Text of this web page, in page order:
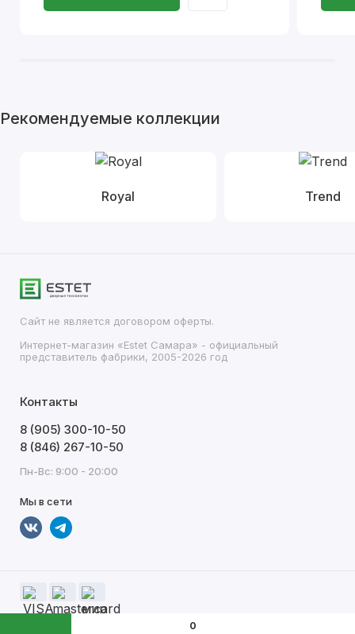
0
Рекомендуемые коллекции
Royal Trend
Сайт не является договором оферты.
Интернет-магазин «Estet Самара» - официальный
представитель фабрики, 2005-2026 год
Контакты
8 (905) 300-10-50
8 (846) 267-10-50
Пн-Вс: 9:00 - 20:00
Мы в сети